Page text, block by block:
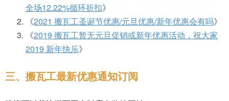
全场12.22%循环折扣》
《2021 搬瓦工圣诞节优惠/元旦优惠/新年优惠会有吗》
《2019 搬瓦工暂无元旦促销或新年优惠活动，祝大家
2019 新年快乐》
三、搬瓦工最新优惠通知订阅